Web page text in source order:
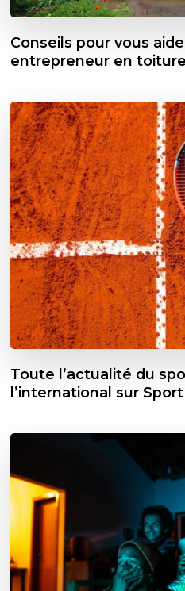
Conseils pour vous
entrepreneur en toiture
Toute l’actualité du
l’international sur